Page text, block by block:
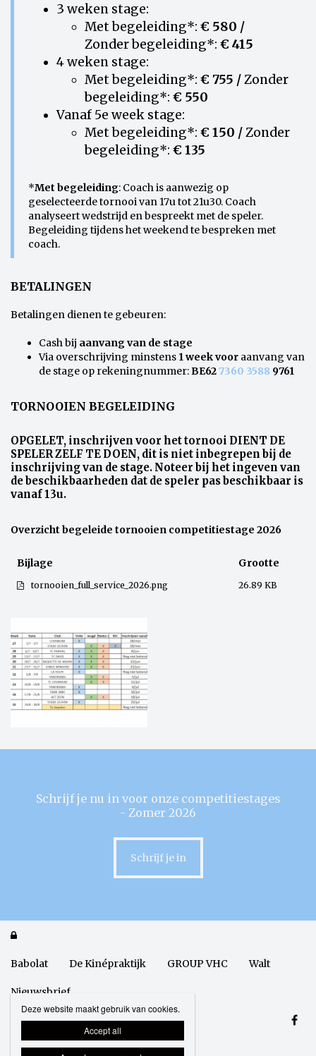
3 weken stage:
Met begeleiding*: € 580 /
Zonder begeleiding*: € 415
4 weken stage:
Met begeleiding*: € 755 /Zonder
begeleiding*: € 550
Vanaf 5e week stage:
Met begeleiding*: € 150 /Zonder
begeleiding*: € 135
*Met begeleiding: Coach is aanwezig op
geselecteerde tornooi van 17u tot 21u30. Coach
analyseert wedstrijd en bespreekt met de speler.
Begeleiding tijdens het weekend te bespreken met
coach.
BETALINGEN
Betalingen dienen te gebeuren:
Cash bij aanvang van de stage
Via overschrijving minstens 1 week voor aanvang van
de stage op rekeningnummer:BE627360 3588 9761
TORNOOIEN BEGELEIDING
OPGELET, inschrijven voor het tornooi DIENT DE
SPELER ZELF TE DOEN, dit is niet inbegrepen bij de
inschrijving van de stage. Noteer bij het ingeven van
de beschikbaarheden dat de speler pas beschikbaar is
vanaf 13u.
Overzicht begeleide tornooien competitiestage 2026
Bijlage Grootte
tornooien_full_service_2026.png 26.89 KB
Schrijf je nu in voor onze competitiestages
- Zomer 2026
Schrijf je in

Babolat De Kinépraktijk GROUP VHC Walt
Nieuwsbrief
Deze website maakt gebruik van cookies.
Accept all